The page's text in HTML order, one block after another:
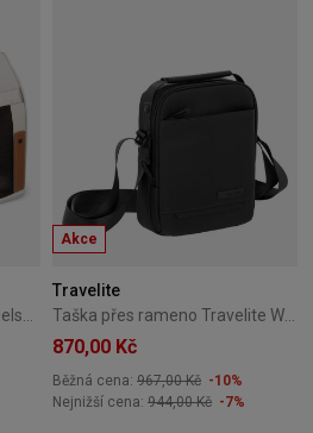
Akce
Travelite
870,00 Kč
Běžná cena: 967,00 Kč -10%
Nejnižší cena: 944,00 Kč -7%